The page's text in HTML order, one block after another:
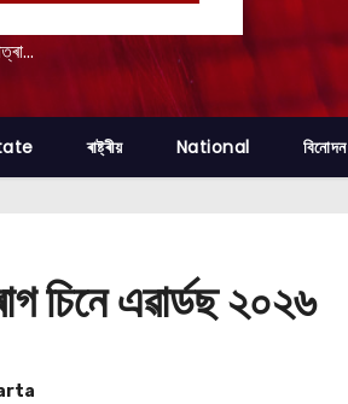
ৰাষ্ট্ৰীয় National বিনোদন
চিনে এৱাৰ্ডছ ২০২৬